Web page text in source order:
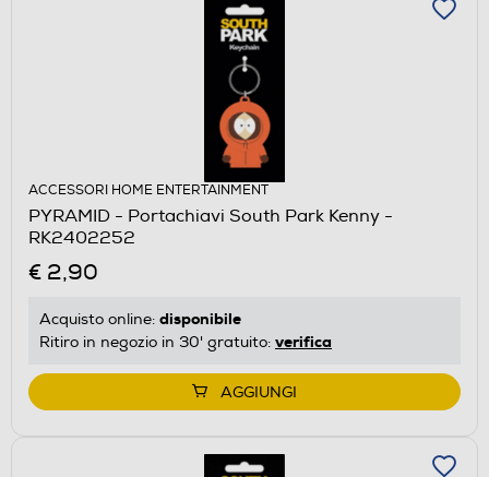
ACCESSORI HOME ENTERTAINMENT
PYRAMID - Portachiavi South Park Kenny -
RK2402252
€ 2,90
Acquisto online: disponibile
Ritiro in negozio in 30' gratuito: verifica
AGGIUNGI